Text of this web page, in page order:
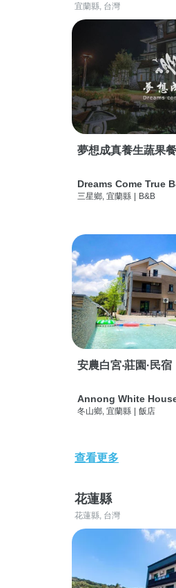
宜蘭縣, 台灣
夢想成真養生蔬果
Dreams Come True
三星鄉, 宜蘭縣 | B&B
安農白宮‧莊園·民宿
Annong White
冬山鄉, 宜蘭縣 | 飯店
查看更多
花蓮縣
花蓮縣, 台灣